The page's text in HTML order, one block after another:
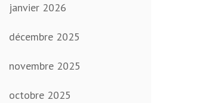
janvier 2026
décembre 2025
novembre 2025
octobre 2025